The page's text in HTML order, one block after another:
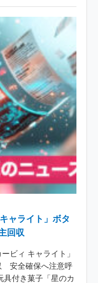
ャライト」ボタ
回収
ビィ キャライト」
安全確保へ注意呼
具付き菓子「星のカ